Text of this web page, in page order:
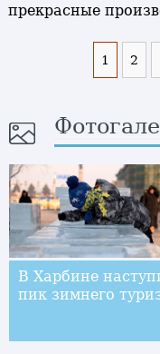
прекрасные
1 2
В Харбине
пик зимнего